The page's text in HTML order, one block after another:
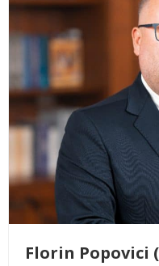
Florin Popovici